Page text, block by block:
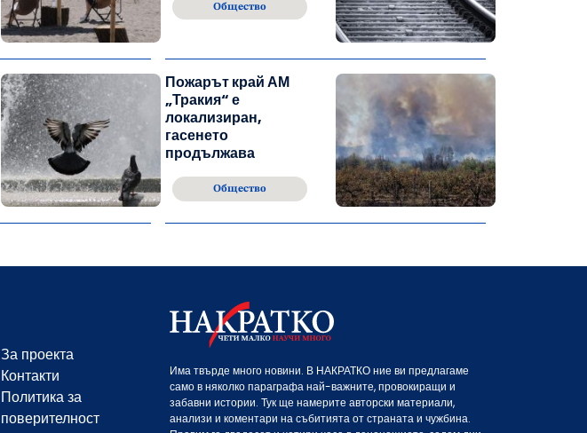
Общество
Пожарът край АМ
„Тракия“ е
локализиран,
гасенето
продължава
Общество
За проекта
Контакти
Политика за
поверителност
Има твърде много новини. В НАКРАТКО ние ви предлагаме
само в няколко параграфа най-важните, провокиращи и
забавни истории. Тук ще намерите авторски материали,
анализи и коментари на събитията от страната и чужбина.